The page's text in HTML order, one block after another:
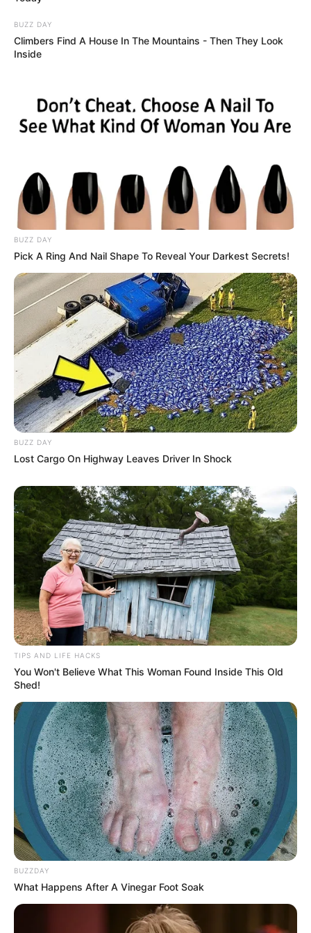
gewählt)
musealen Einrichtungen der Hauptstadt.
In Weil am Rhein steht ein von dem
berühmten Architekten Frank O. Gehry
entworfenes Bauwerk, in dem sich ein international
beachtetes Designmuseum befindet, das bei jedem
Wetter und im Winter besucht werden kann. Dank des
Museums ist Weil am Rhein auch als Stadt der Stühle
bekannt.
zur Abstimmung Puzzle
Winterausflugsziele finden:
Ausflugsmöglichkeiten im Winter nach
Bundesländern:
Winterausflugsziele in Baden-Württemberg
Winterausflugsziele in Bayernmit der nördlichenRe
gion Franken
Winterausflugsziele in Brandenburg und Berlin
Winterausflugsziele in Hessen
Winterausflugsziele in Mecklenburg-Vorpommern
Winterausflugsziele in Niedersachsen (einschl. Bre
Winterausflugsziele in Rheinland-Pfalz
Winterausflugsziele in Sachsen
Winterausflugsziele in Sachsen-Anhalt
Winterausflugsziele in Schleswig-Holstein
Winterausflugsziele in Thüringen
Hotels, Unterkünfte und Winterreiseziele:
Hotelangebote und Preisvergleiche
Winterurlaub an Nord- und Ostsee
Reiseziele in südlichen Ländern
BUZZ DAY
Climbers Find A House In The Mountains - Then They Look
Inside
BUZZ DAY
Pick A Ring And Nail Shape To Reveal Your Darkest Secrets!
BUZZ DAY
Lost Cargo On Highway Leaves Driver In Shock
TIPS AND LIFE HACKS
You Won't Believe What This Woman Found Inside This Old
Shed!
BUZZDAY
What Happens After A Vinegar Foot Soak